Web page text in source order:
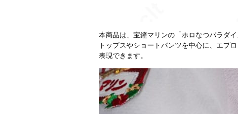
本商品は、宝鐘マリンの「ホロなつパラダ
トップスやショートパンツを中心に、エプ
表現できます。